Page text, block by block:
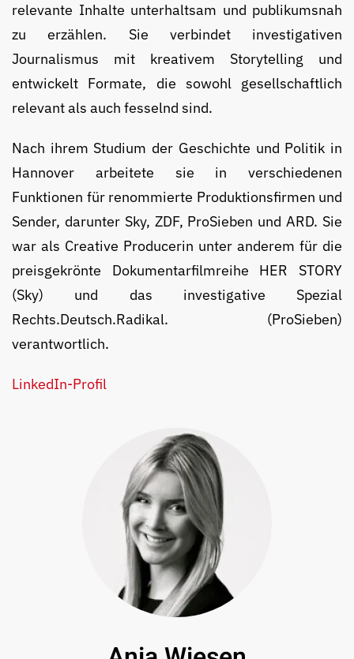
relevante Inhalte unterhaltsam und publikums­nah
zu erzählen. Sie verbindet investi­gativen
Journalismus mit kreativem Story­telling und
entwickelt Formate, die sowohl gesell­schaftlich
relevant als auch fesselnd sind.
Nach ihrem Studium der Geschichte und Politik in
Hannover arbeitete sie in verschiedenen
Funktionen für renom­mierte Produktions­firmen und
Sender, darunter Sky, ZDF, ProSieben und ARD. Sie
war als Creative Producerin unter anderem für die
preis­gekrönte Doku­mentar­film­reihe HER STORY
(Sky) und das investi­gative Spezial
Rechts.Deutsch.Radikal. (ProSieben)
verantwortlich.
LinkedIn-Profil